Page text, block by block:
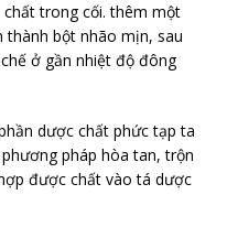
trong cối. thêm một
thành bột nhão mịn, sau
ở gần nhiệt độ đông
dược chất phức tạp ta
pháp hòa tan, trộn
được chất vào tá dược